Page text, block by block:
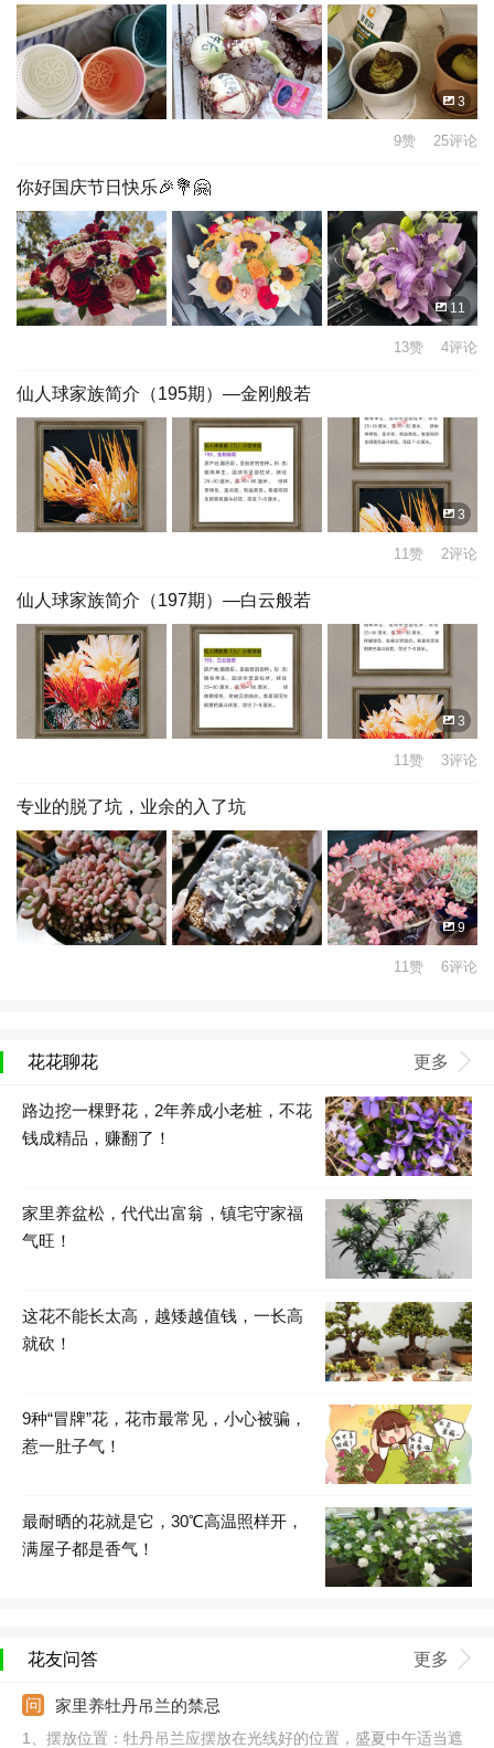
3
9赞 25评论
你好国庆节日快乐🎉💐🤗
11
13赞 4评论
仙人球家族简介（195期）—金刚般若
3
11赞 2评论
仙人球家族简介（197期）—白云般若
3
11赞 3评论
专业的脱了坑，业余的入了坑
9
11赞 6评论
花花聊花 更多
路边挖一棵野花，2年养成小老桩，不花
钱成精品，赚翻了！
家里养盆松，代代出富翁，镇宅守家福
气旺！
这花不能长太高，越矮越值钱，一长高
就砍！
9种“冒牌”花，花市最常见，小心被骗，
惹一肚子气！
最耐晒的花就是它，30℃高温照样开，
满屋子都是香气！
花友问答 更多
家里养牡丹吊兰的禁忌
1、摆放位置：牡丹吊兰应摆放在光线好的位置，盛夏中午适当遮